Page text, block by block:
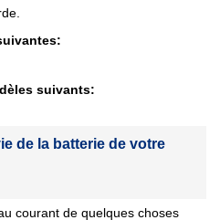
suivants:
de la batterie de votre
courant de quelques choses